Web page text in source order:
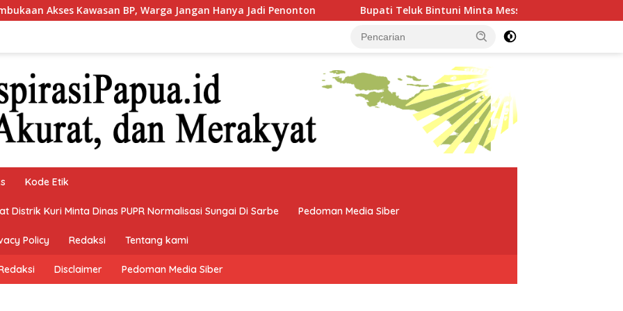
Warga Jangan Hanya Jadi Penonton Bupati Teluk Bintuni Minta Mess BP Tangguh Ditutup, Ekonomi Warga Jangan
Kode Etik
Distrik Kuri Minta Dinas PUPR Normalisasi Sungai Di Sarbe Pedoman Media Siber
Policy Redaksi Tentang kami
Disclaimer Pedoman Media Siber